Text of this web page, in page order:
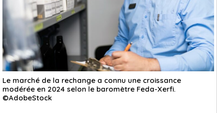
Le marché de la rechange a connu une croissance
modérée en 2024 selon le baromètre Feda-Xerfi.
©AdobeStock